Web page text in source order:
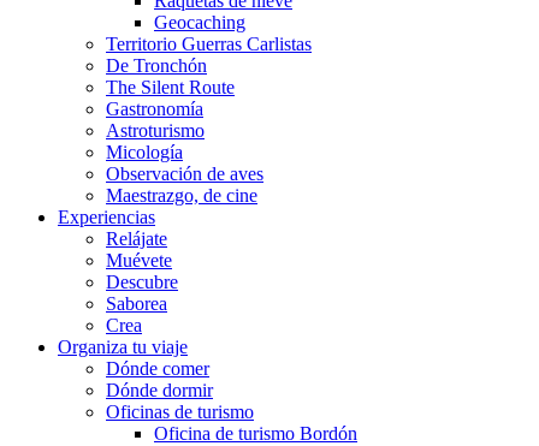
Geocaching
Territorio Guerras Carlistas
De Tronchón
The Silent Route
Gastronomía
Astroturismo
Micología
Observación de aves
Maestrazgo, de cine
Experiencias
Relájate
Muévete
Descubre
Saborea
Crea
Organiza tu viaje
Dónde comer
Dónde dormir
Oficinas de turismo
Oficina de turismo Bordón